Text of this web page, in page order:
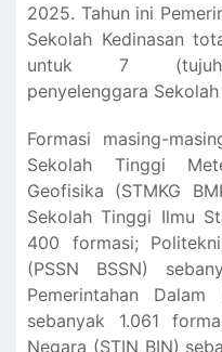
2025. Tahun ini
Sekolah Kedinasan
untuk 7 (tujuh)
penyelenggara Sekolah
Formasi masing-
Sekolah Tinggi
Geofisika (STMKG
Sekolah Tinggi Ilmu
400 formasi;
(PSSN BSSN)
Pemerintahan Dalam
sebanyak 1.061
Negara (STIN BIN)